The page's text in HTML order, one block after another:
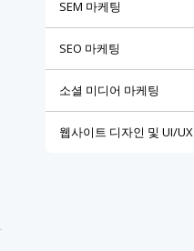
SEM 마케팅
SEO 마케팅
소셜 미디어 마케팅
웹사이트 디자인 및 UI/UX